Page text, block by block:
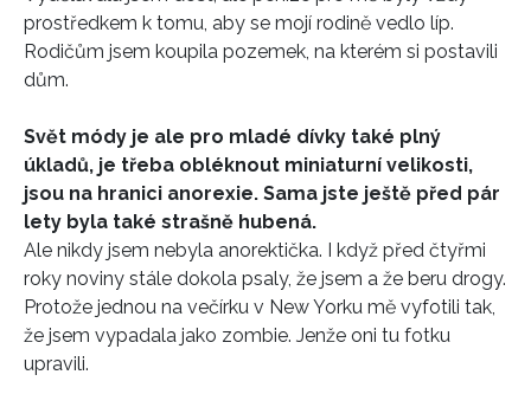
prostředkem k tomu, aby se mojí rodině vedlo líp.
Rodičům jsem koupila pozemek, na kterém si postavili
dům.
Svět módy je ale pro mladé dívky také plný
úkladů, je třeba obléknout miniaturní velikosti,
jsou na hranici anorexie. Sama jste ještě před pár
lety byla také strašně hubená.
Ale nikdy jsem nebyla anorektička. I když před čtyřmi
roky noviny stále dokola psaly, že jsem a že beru drogy.
Protože jednou na večírku v New Yorku mě vyfotili tak,
že jsem vypadala jako zombie. Jenže oni tu fotku
upravili.